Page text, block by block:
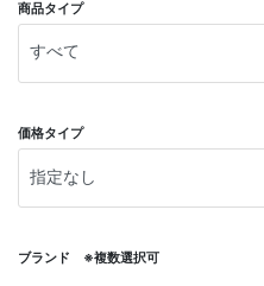
商品タイプ
価格タイプ
ブランド ※複数選択可